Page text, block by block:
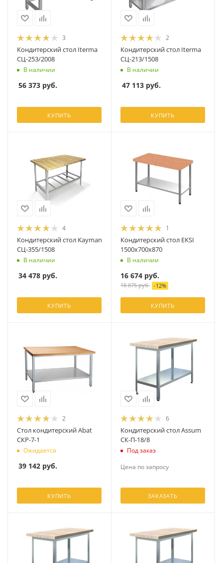
3
Кондитерский стол Iterma
СЦ-253/2008
В наличии
56 373 руб.
КУПИТЬ
2
Кондитерский стол Iterma
СЦ-213/1508
В наличии
47 113 руб.
КУПИТЬ
4
Кондитерский стол Kayman
СЦ-355/1508
В наличии
34 478 руб.
КУПИТЬ
1
Кондитерский стол EKSI
1500х700х870
В наличии
16 674 руб.
18 875руб. -12%
КУПИТЬ
2
Стол кондитерский Abat
СКР-7-1
Ожидается
39 142 руб.
КУПИТЬ
6
Кондитерский стол Assum
СК-П-18/8
Под заказ
Цена по запросу
ЗАКАЗАТЬ